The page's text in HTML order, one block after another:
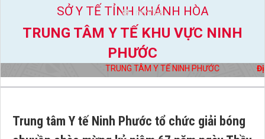
SỞ Y TẾ TỈNH KHÁNH HÒA
TRUNG TÂM Y TẾ KHU VỰC NINH
PHƯỚC
TRUNG TÂM Y TẾ NINH PHƯỚC Địa
myViber
Trung tâm Y tế Ninh Phước tổ chức giải bóng